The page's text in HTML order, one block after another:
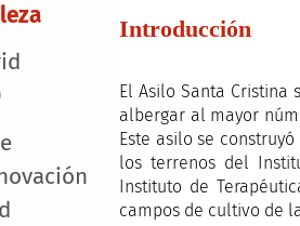
Introducción
El Asilo Santa
albergar al mayor
Este asilo se
los terrenos del
Instituto de
campos de cultivo de